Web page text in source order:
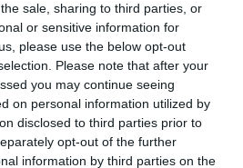
sale, sharing to third parties, or
or sensitive information for
please use the below opt-out
Please note that after your
you may continue seeing
on personal information utilized by
disclosed to third parties prior to
opt-out of the further
information by third parties on the
/ Raimonds Romans raymoonds
est un immense complexe
s’est déroulée sur plus de 2
tous les bâtiments